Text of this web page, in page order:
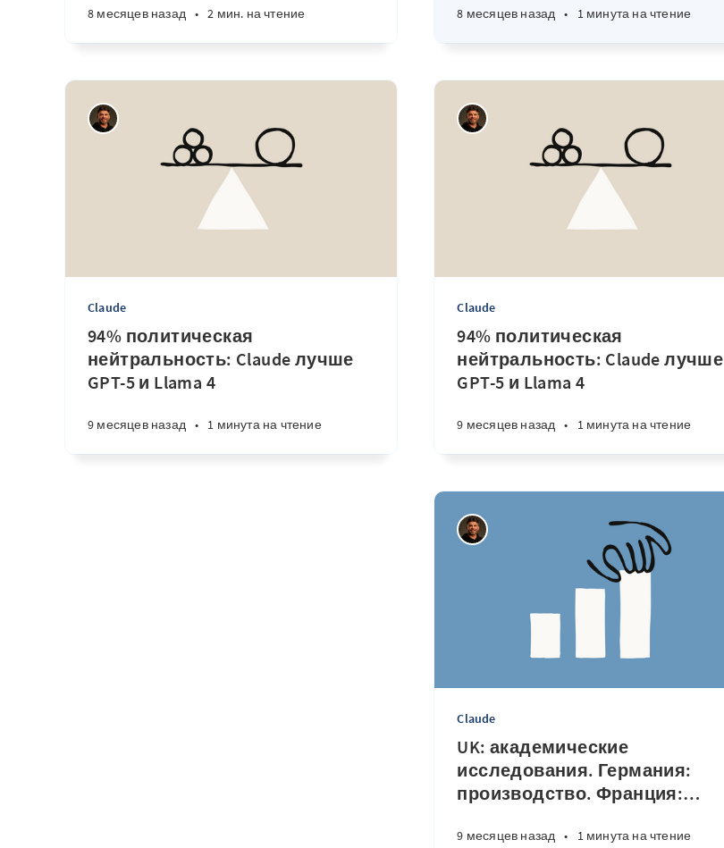
8 месяцев назад • 2 мин. на чтение 8 месяцев назад • 1 минута на чтение
Claude
94% политическая
нейтральность: Claude лучше
GPT-5 и Llama 4
9 месяцев назад • 1 минута на чтение
Claude
94% политическая
нейтральность: Claude лучше
GPT-5 и Llama 4
9 месяцев назад • 1 минута на чтение
Claude
UK: академические
исследования. Германия:
производство. Франция:…
9 месяцев назад • 1 минута на чтение